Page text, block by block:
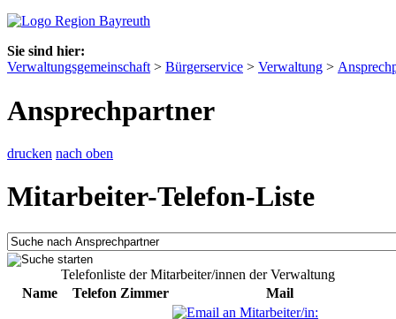
Sie sind hier:
Verwaltungsgemeinschaft > Bürgerservice > Verwaltung >
Ansprechpartner
drucken nach oben
Mitarbeiter-Telefon-Liste
Telefonliste der Mitarbeiter/innen der Verwaltung
Name
Telefon Zimmer Mail